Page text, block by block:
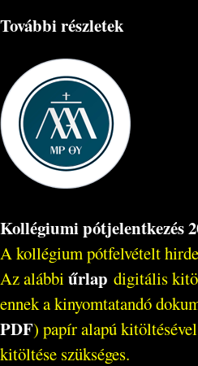
További részletek
Kollégiumi pótjelentkezés
A kollégium pótfelvételt
Az alábbi űrlap digitális
ennek a kinyomtatandó
PDF) papír alapú
kitöltése szükséges.